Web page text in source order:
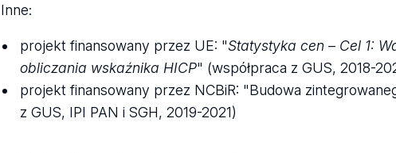
Inne:
projekt finansowany przez UE: "Statystyka cen – Cel 1:
obliczania wskaźnika HICP" (współpraca z GUS, 2018-
projekt finansowany przez NCBiR: "Budowa
z GUS, IPI PAN i SGH, 2019-2021)